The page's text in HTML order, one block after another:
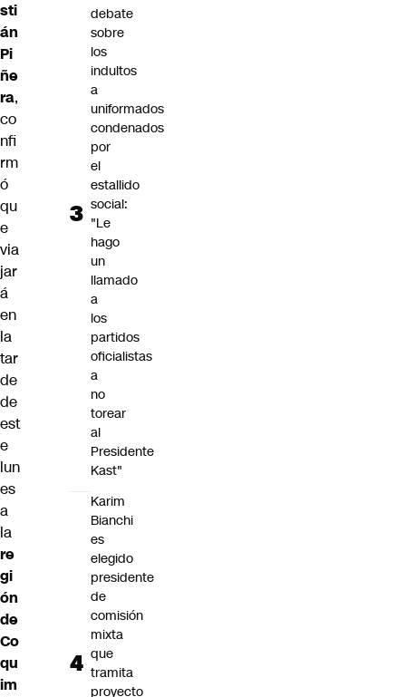
sti
án
Pi
ñe
ra,
co
nfi
rm
ó
qu
e
via
jar
á
en
la
tar
de
de
est
e
lun
es
a
la
re
gi
ón
de
Co
qu
im
debate
sobre
los
indultos
a
uniformados
condenados
por
el
estallido
social:
"Le
hago
un
llamado
a
los
partidos
oficialistas
a
no
torear
al
Presidente
Kast"
Karim
Bianchi
es
elegido
presidente
de
comisión
mixta
que
tramita
proyecto